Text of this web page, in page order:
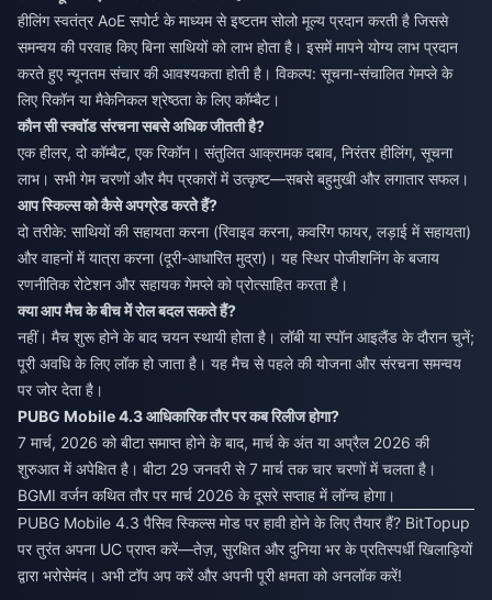
हीलिंग स्वतंत्र AoE सपोर्ट के माध्यम से इष्टतम सोलो मूल्य प्रदान करती है जिससे
समन्वय की परवाह किए बिना साथियों को लाभ होता है। इसमें मापने योग्य लाभ प्रदान
करते हुए न्यूनतम संचार की आवश्यकता होती है। विकल्प: सूचना-संचालित गेमप्ले के
लिए रिकॉन या मैकेनिकल श्रेष्ठता के लिए कॉम्बैट।
कौन सी स्क्वॉड संरचना सबसे अधिक जीतती है?
एक हीलर, दो कॉम्बैट, एक रिकॉन। संतुलित आक्रामक दबाव, निरंतर हीलिंग, सूचना
लाभ। सभी गेम चरणों और मैप प्रकारों में उत्कृष्ट—सबसे बहुमुखी और लगातार सफल।
आप स्किल्स को कैसे अपग्रेड करते हैं?
दो तरीके: साथियों की सहायता करना (रिवाइव करना, कवरिंग फायर, लड़ाई में सहायता)
और वाहनों में यात्रा करना (दूरी-आधारित मुद्रा)। यह स्थिर पोजीशनिंग के बजाय
रणनीतिक रोटेशन और सहायक गेमप्ले को प्रोत्साहित करता है।
क्या आप मैच के बीच में रोल बदल सकते हैं?
नहीं। मैच शुरू होने के बाद चयन स्थायी होता है। लॉबी या स्पॉन आइलैंड के दौरान चुनें;
पूरी अवधि के लिए लॉक हो जाता है। यह मैच से पहले की योजना और संरचना समन्वय
पर जोर देता है।
PUBG Mobile 4.3 आधिकारिक तौर पर कब रिलीज होगा?
7 मार्च, 2026 को बीटा समाप्त होने के बाद, मार्च के अंत या अप्रैल 2026 की
शुरुआत में अपेक्षित है। बीटा 29 जनवरी से 7 मार्च तक चार चरणों में चलता है।
BGMI वर्जन कथित तौर पर मार्च 2026 के दूसरे सप्ताह में लॉन्च होगा।
PUBG Mobile 4.3 पैसिव स्किल्स मोड पर हावी होने के लिए तैयार हैं? BitTopup
पर तुरंत अपना UC प्राप्त करें—तेज़, सुरक्षित और दुनिया भर के प्रतिस्पर्धी खिलाड़ियों
द्वारा भरोसेमंद। अभी टॉप अप करें और अपनी पूरी क्षमता को अनलॉक करें!